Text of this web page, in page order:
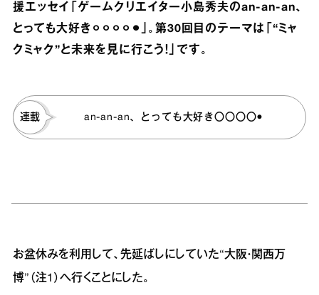
援エッセイ「ゲームクリエイター小島秀夫のan‐an‐an、
とっても大好き⚪︎⚪︎⚪︎⚪︎⚫︎」。第30回目のテーマは「“ミャ
クミャク”と未来を見に行こう！」です。
連載 an-an-an、とっても大好き〇〇〇〇●
お盆休みを利用して、先延ばしにしていた“大阪・関西万
博”（注1）へ行くことにした。